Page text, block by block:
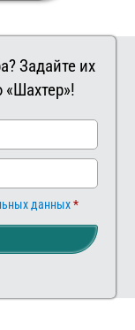
Задайте их
данных